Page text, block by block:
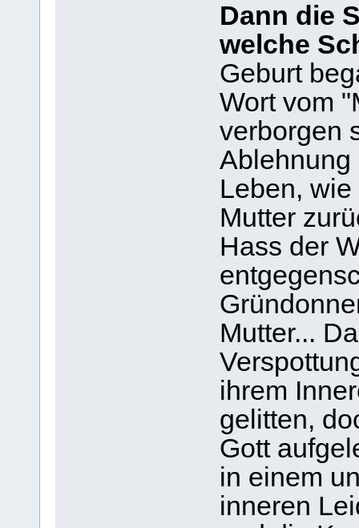
Dann die
welche
Geburt
Wort vom
verborgen
Ablehnung
Leben,
Mutter
Hass der
Mutter...
ihrem
gelitten,
Gott
in einem
inneren